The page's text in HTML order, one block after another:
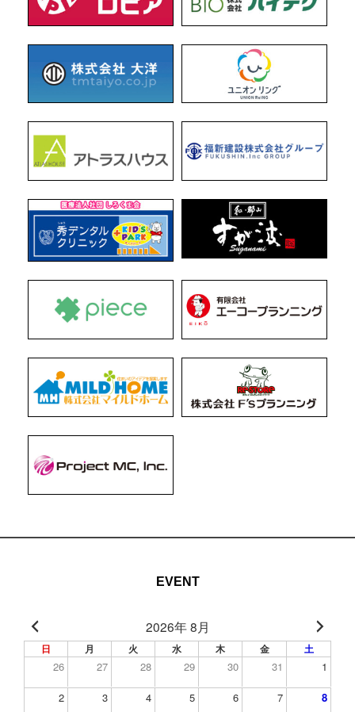
EVENT
2026年 8月
日 月 火 水 木 金 土
26 27 28 29 30 31 1
2 3 4 5 6 7 8